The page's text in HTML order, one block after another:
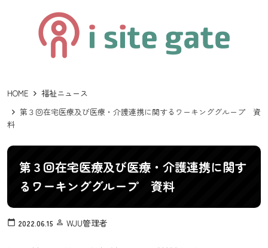
HOME
福祉ニュース
第３回在宅医療及び医療・介護連携に関するワーキンググループ 資
料
第３回在宅医療及び医療・介護連携に関す
るワーキンググループ 資料
calendar_today 2022.06.15 person_outline WJU管理者